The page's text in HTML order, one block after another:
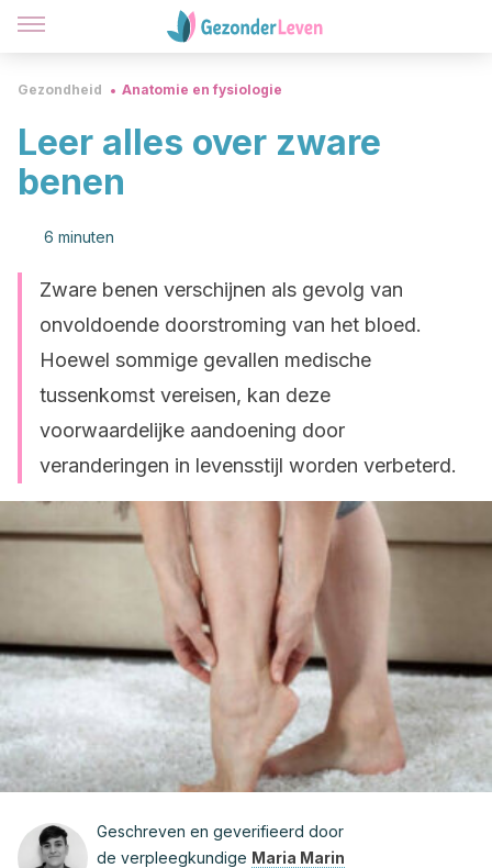
Gezondheid Anatomie en fysiologie
Leer alles over zware
benen
6 minuten
Zware benen verschijnen als gevolg van
onvoldoende doorstroming van het bloed.
Hoewel sommige gevallen medische
tussenkomst vereisen, kan deze
voorwaardelijke aandoening door
veranderingen in levensstijl worden verbeterd.
Geschreven en geverifieerd door
de verpleegkundige Maria Marin